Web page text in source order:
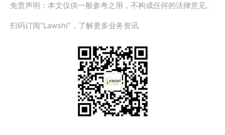
免责声明：本文仅供一般参考之用，不构成任何的法律意见。
扫码订阅“Lawshi”，了解更多业务资讯